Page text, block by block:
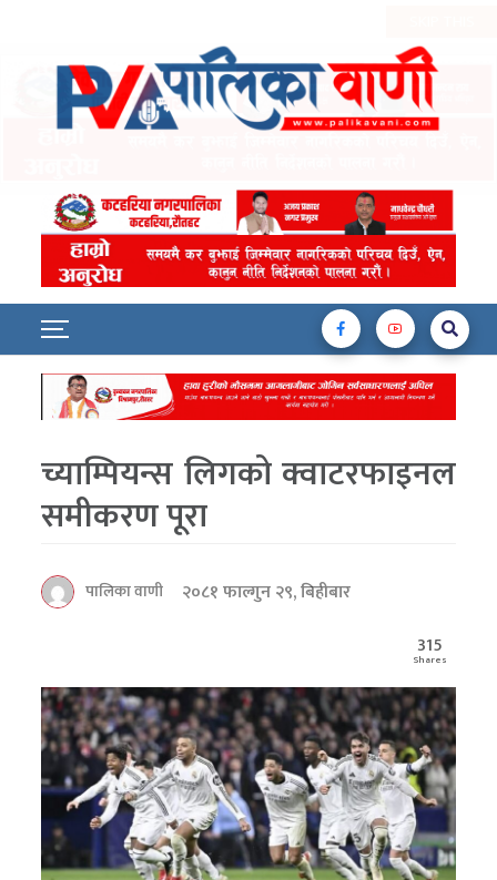
च्याम्पियन्स लिगको क्वाटरफाइनल
समीकरण पूरा
पालिका वाणी
२०८१ फाल्गुन २९, बिहीबार
315
Shares